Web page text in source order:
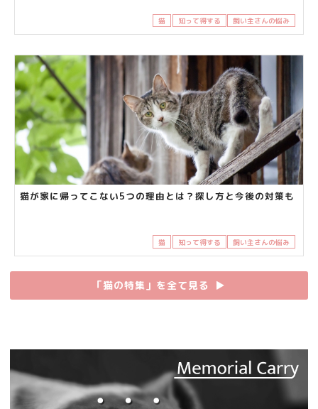
猫 知って得する 飼い主さんの悩み
猫が家に帰ってこない5つの理由とは？探し方と今後の対策も
猫 知って得する 飼い主さんの悩み
「猫の特集」を全て見る ▶︎